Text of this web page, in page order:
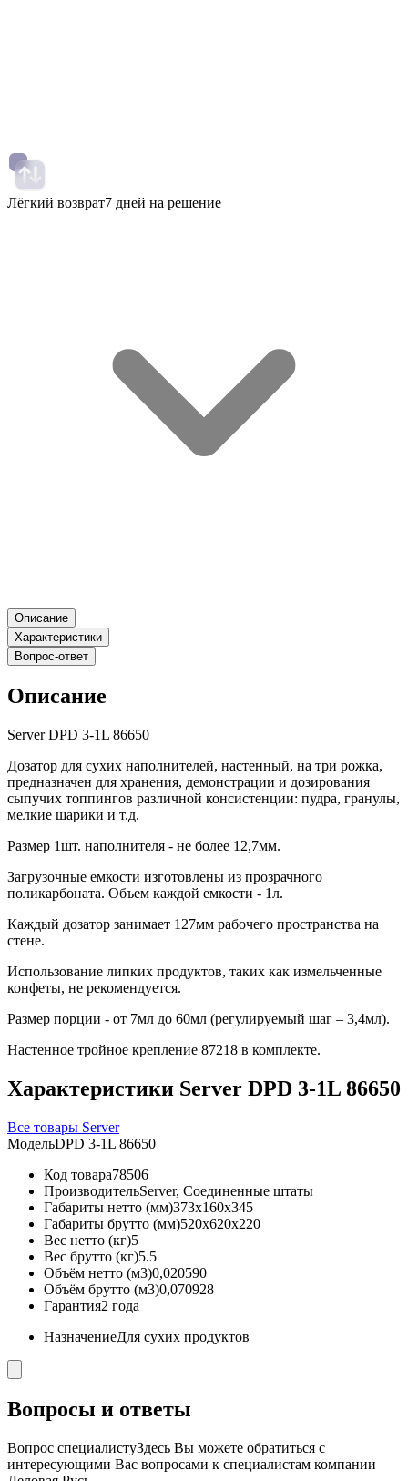
Лёгкий возврат7 дней на решение
Описание
Характеристики
Вопрос-ответ
Описание
Server DPD 3-1L 86650
Дозатор для сухих наполнителей, настенный, на три рожка,
предназначен для хранения, демонстрации и дозирования
сыпучих топпингов различной консистенции: пудра, гранулы,
мелкие шарики и т.д.
Размер 1шт. наполнителя - не более 12,7мм.
Загрузочные емкости изготовлены из прозрачного
поликарбоната. Объем каждой емкости - 1л.
Каждый дозатор занимает 127мм рабочего пространства на
стене.
Использование липких продуктов, таких как измельченные
конфеты, не рекомендуется.
Размер порции - от 7мл до 60мл (регулируемый шаг – 3,4мл).
Настенное тройное крепление 87218 в комплекте.
Характеристики Server DPD 3-1L 86650
Все товары Server
МодельDPD 3-1L 86650
Код товара78506
ПроизводительServer, Соединенные штаты
Габариты нетто (мм)373x160x345
Габариты брутто (мм)520x620x220
Вес нетто (кг)5
Вес брутто (кг)5.5
Объём нетто (м3)0,020590
Объём брутто (м3)0,070928
Гарантия2 года
НазначениеДля сухих продуктов
Вопросы и ответы
Вопрос специалистуЗдесь Вы можете обратиться с
интересующими Вас вопросами к специалистам компании